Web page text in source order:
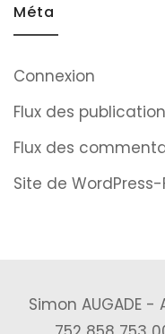
Méta
Connexion
Flux des
Flux des
Site de WordPress-
Simon AUGADE -